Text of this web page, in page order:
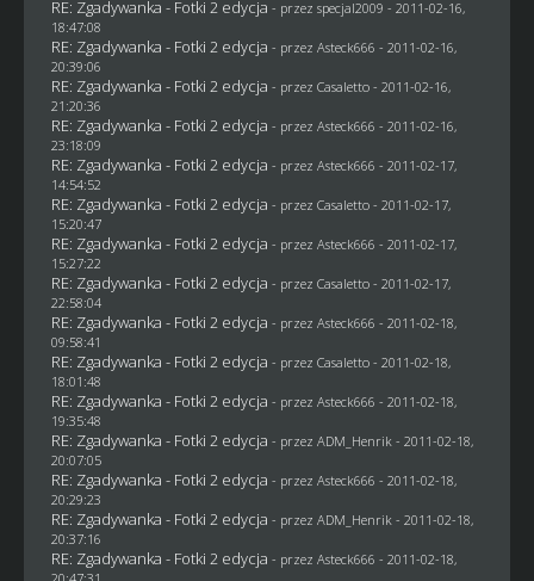
RE: Zgadywanka - Fotki 2 edycja - przez specjal2009 - 2011-02-16,
18:47:08
RE: Zgadywanka - Fotki 2 edycja - przez Asteck666 - 2011-02-16,
20:39:06
RE: Zgadywanka - Fotki 2 edycja - przez Casaletto- 2011-02-16,
21:20:36
RE: Zgadywanka - Fotki 2 edycja - przez Asteck666 - 2011-02-16,
23:18:09
RE: Zgadywanka - Fotki 2 edycja - przez Asteck666 - 2011-02-17,
14:54:52
RE: Zgadywanka - Fotki 2 edycja - przez Casaletto- 2011-02-17,
15:20:47
RE: Zgadywanka - Fotki 2 edycja - przez Asteck666 - 2011-02-17,
15:27:22
RE: Zgadywanka - Fotki 2 edycja - przez Casaletto- 2011-02-17,
22:58:04
RE: Zgadywanka - Fotki 2 edycja - przez Asteck666 - 2011-02-18,
09:58:41
RE: Zgadywanka - Fotki 2 edycja - przez Casaletto- 2011-02-18,
18:01:48
RE: Zgadywanka - Fotki 2 edycja - przez Asteck666 - 2011-02-18,
19:35:48
RE: Zgadywanka - Fotki 2 edycja - przez ADM_Henrik - 2011-02-18,
20:07:05
RE: Zgadywanka - Fotki 2 edycja - przez Asteck666 - 2011-02-18,
20:29:23
RE: Zgadywanka - Fotki 2 edycja - przez ADM_Henrik - 2011-02-18,
20:37:16
RE: Zgadywanka - Fotki 2 edycja - przez Asteck666 - 2011-02-18,